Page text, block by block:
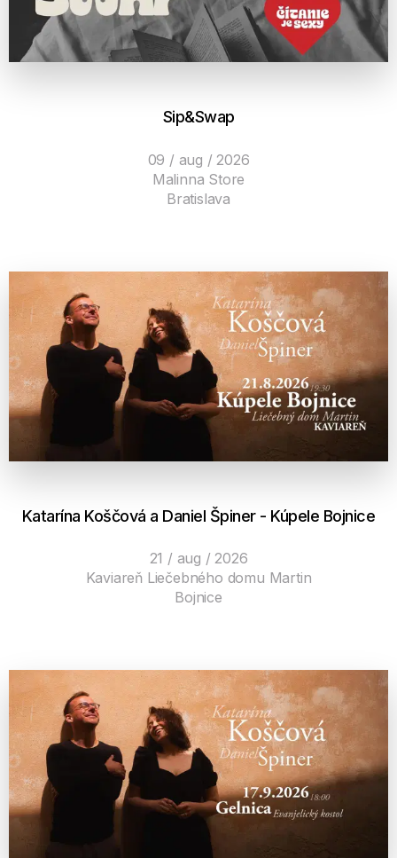
Sip&Swap
09 / aug / 2026
Malinna Store
Bratislava
Katarína Koščová a Daniel Špiner - Kúpele Bojnice
21 / aug / 2026
Kaviareň Liečebného domu Martin
Bojnice